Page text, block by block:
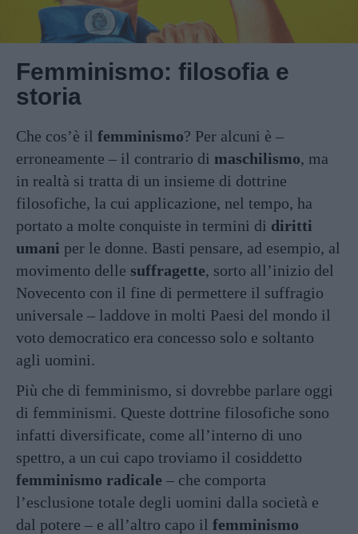
Femminismo: filosofia e
storia
Che cos’è il femminismo? Per alcuni è –
erroneamente – il contrario di maschilismo, ma
in realtà si tratta di un insieme di dottrine
filosofiche, la cui applicazione, nel tempo, ha
portato a molte conquiste in termini di diritti
umani per le donne. Basti pensare, ad esempio, al
movimento delle suffragette, sorto all’inizio del
Novecento con il fine di permettere il suffragio
universale – laddove in molti Paesi del mondo il
voto democratico era concesso solo e soltanto
agli uomini.
Più che di femminismo, si dovrebbe parlare oggi
di femminismi. Queste dottrine filosofiche sono
infatti diversificate, come all’interno di uno
spettro, a un cui capo troviamo il cosiddetto
femminismo radicale – che comporta
l’esclusione totale degli uomini dalla società e
dal potere – e all’altro capo il femminismo